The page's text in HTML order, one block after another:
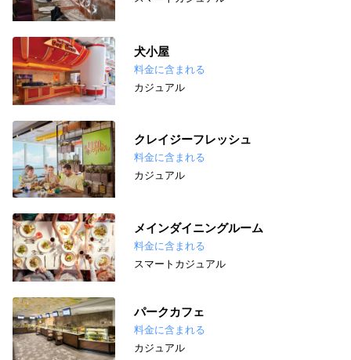
犬小屋
料金に含まれる
カジュアル
クレイジーフレッシュ
料金に含まれる
カジュアル
メインダイニングルーム
料金に含まれる
スマートカジュアル
パークカフェ
料金に含まれる
カジュアル